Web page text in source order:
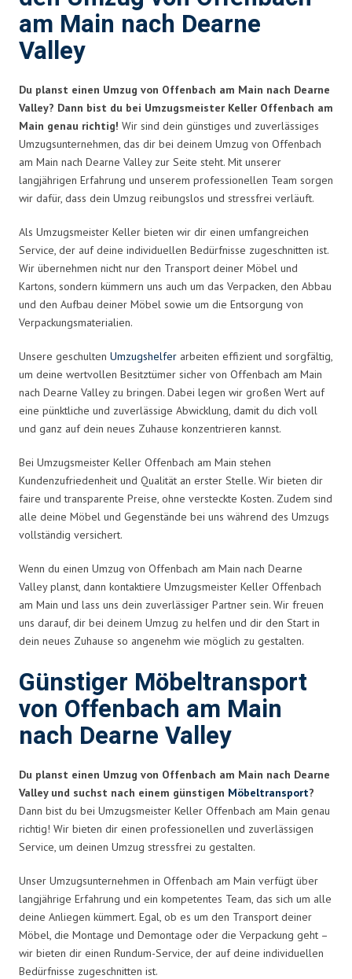
am Main nach Dearne
Valley
Du planst einen Umzug von Offenbach am Main nach Dearne
Valley? Dann bist du bei Umzugsmeister Keller Offenbach am
Main genau richtig! Wir sind dein günstiges und zuverlässiges
Umzugsunternehmen, das dir bei deinem Umzug von Offenbach
am Main nach Dearne Valley zur Seite steht. Mit unserer
langjährigen Erfahrung und unserem professionellen Team sorgen
wir dafür, dass dein Umzug reibungslos und stressfrei verläuft.
Als Umzugsmeister Keller bieten wir dir einen umfangreichen
Service, der auf deine individuellen Bedürfnisse zugeschnitten ist.
Wir übernehmen nicht nur den Transport deiner Möbel und
Kartons, sondern kümmern uns auch um das Verpacken, den Abbau
und den Aufbau deiner Möbel sowie um die Entsorgung von
Verpackungsmaterialien.
Unsere geschulten Umzugshelfer arbeiten effizient und sorgfältig,
um deine wertvollen Besitztümer sicher von Offenbach am Main
nach Dearne Valley zu bringen. Dabei legen wir großen Wert auf
eine pünktliche und zuverlässige Abwicklung, damit du dich voll
und ganz auf dein neues Zuhause konzentrieren kannst.
Bei Umzugsmeister Keller Offenbach am Main stehen
Kundenzufriedenheit und Qualität an erster Stelle. Wir bieten dir
faire und transparente Preise, ohne versteckte Kosten. Zudem sind
alle deine Möbel und Gegenstände bei uns während des Umzugs
vollständig versichert.
Wenn du einen Umzug von Offenbach am Main nach Dearne
Valley planst, dann kontaktiere Umzugsmeister Keller Offenbach
am Main und lass uns dein zuverlässiger Partner sein. Wir freuen
uns darauf, dir bei deinem Umzug zu helfen und dir den Start in
dein neues Zuhause so angenehm wie möglich zu gestalten.
Günstiger Möbeltransport
von Offenbach am Main
nach Dearne Valley
Du planst einen Umzug von Offenbach am Main nach Dearne
Valley und suchst nach einem günstigen Möbeltransport?
Dann bist du bei Umzugsmeister Keller Offenbach am Main genau
richtig! Wir bieten dir einen professionellen und zuverlässigen
Service, um deinen Umzug stressfrei zu gestalten.
Unser Umzugsunternehmen in Offenbach am Main verfügt über
langjährige Erfahrung und ein kompetentes Team, das sich um alle
deine Anliegen kümmert. Egal, ob es um den Transport deiner
Möbel, die Montage und Demontage oder die Verpackung geht –
wir bieten dir einen Rundum-Service, der auf deine individuellen
Bedürfnisse zugeschnitten ist.